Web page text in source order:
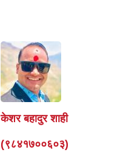
केशर बहादुर शाही
(९८४१७००६०३)